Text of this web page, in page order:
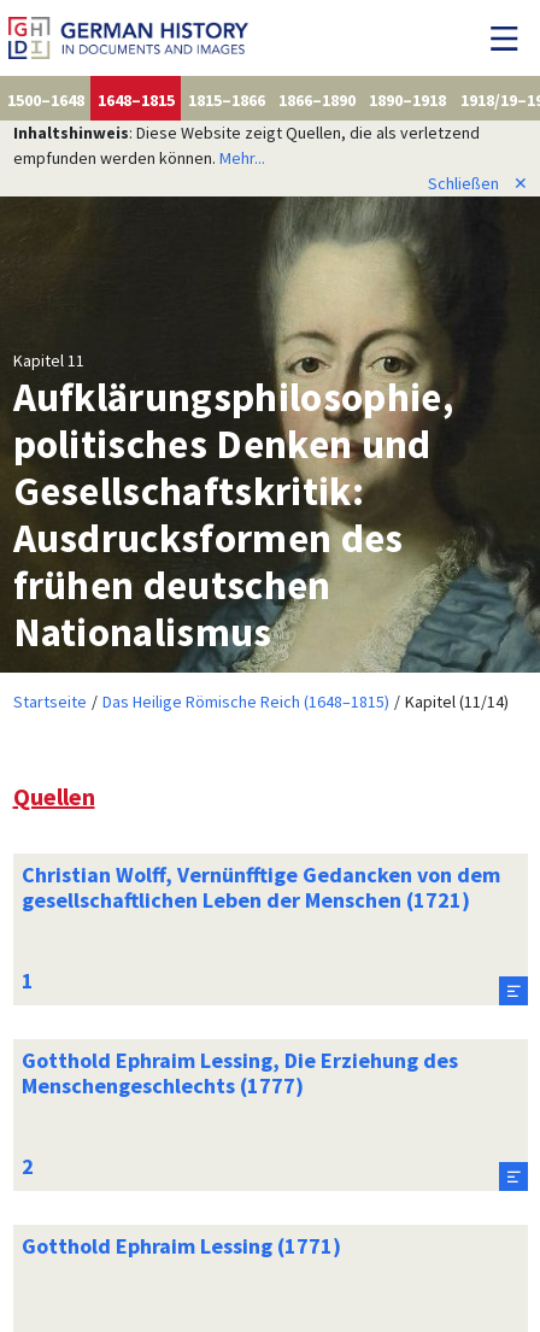
1500–1648 1648–1815 1815–1866 1866–1890 1890–1918
1918/
Inhaltshinweis: Diese Website zeigt Quellen, die als verletzend
empfunden werden können. Mehr...
Schließen
✕
Kapitel 11
Aufklärungsphilosophie,
politisches Denken und
Gesellschaftskritik:
Ausdrucksformen des
frühen deutschen
Nationalismus
Startseite Das Heilige Römische Reich (1648–1815) Kapitel (11/14)
Quellen
Christian Wolff, Vernünfftige Gedancken von dem
gesellschaftlichen Leben der Menschen (1721)
Gotthold Ephraim Lessing, Die Erziehung des
Menschengeschlechts (1777)
Gotthold Ephraim Lessing (1771)